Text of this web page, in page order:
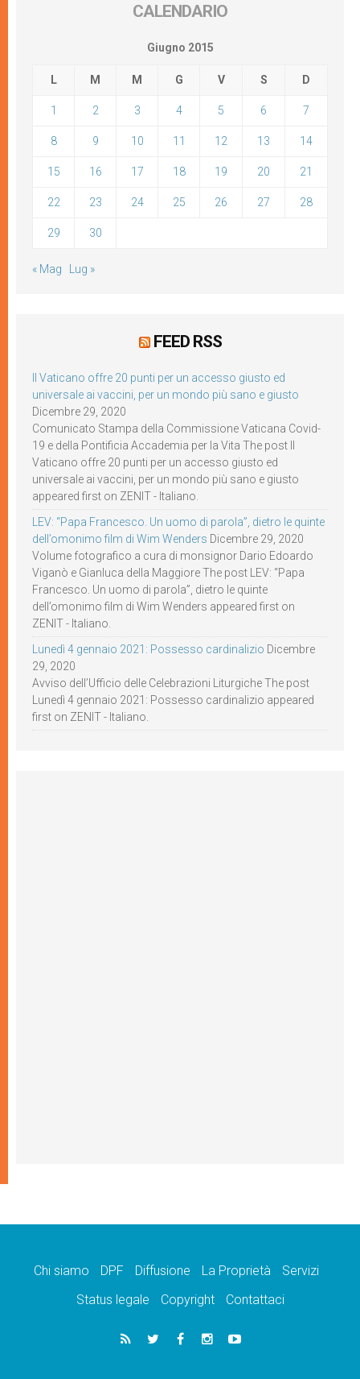
CALENDARIO
Giugno 2015
L M M G V S D
1 2 3 4 5 6 7
8 9 10 11 12 13 14
15 16 17 18 19 20 21
22 23 24 25 26 27 28
29 30
« Mag Lug »
FEED RSS
Il Vaticano offre 20 punti per un accesso giusto ed
universale ai vaccini, per un mondo più sano e giusto
Dicembre 29, 2020
Comunicato Stampa della Commissione Vaticana Covid-
19 e della Pontificia Accademia per la Vita The post Il
Vaticano offre 20 punti per un accesso giusto ed
universale ai vaccini, per un mondo più sano e giusto
appeared first on ZENIT - Italiano.
LEV: “Papa Francesco. Un uomo di parola”, dietro le quinte
dell’omonimo film di Wim Wenders Dicembre 29, 2020
Volume fotografico a cura di monsignor Dario Edoardo
Viganò e Gianluca della Maggiore The post LEV: “Papa
Francesco. Un uomo di parola”, dietro le quinte
dell’omonimo film di Wim Wenders appeared first on
ZENIT - Italiano.
Lunedì 4 gennaio 2021: Possesso cardinalizio Dicembre
29, 2020
Avviso dell’Ufficio delle Celebrazioni Liturgiche The post
Lunedì 4 gennaio 2021: Possesso cardinalizio appeared
first on ZENIT - Italiano.
Chi siamo DPF Diffusione La Proprietà
Servizi
Status legale
Copyright Contattaci